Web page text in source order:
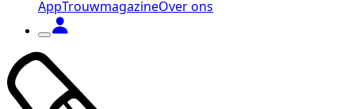
AppTrouwmagazineOver ons